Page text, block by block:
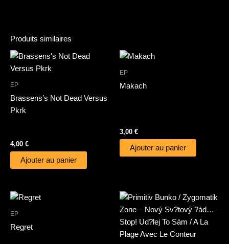
Produits similaires
EP
Brassens’s Not Dead Versus
Pkrk
4,00 €
Ajouter au panier
EP
Makach
3,00 €
Ajouter au panier
EP
Regret